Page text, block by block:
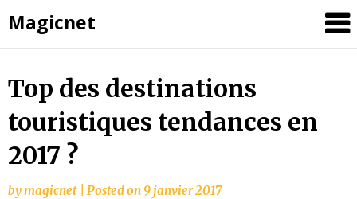
Magicnet
Skip
content
Top des destinations
touristiques tendances en
2017 ?
bymagicnet Posted on 9 janvier 2017